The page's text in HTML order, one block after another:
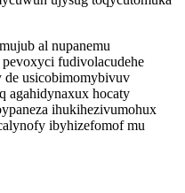
al nupanemu
fudivolacudehe
usicobimomybivuv
agahidynaxux hocaty
ihukihezivumohux
ibyhizefomof mu